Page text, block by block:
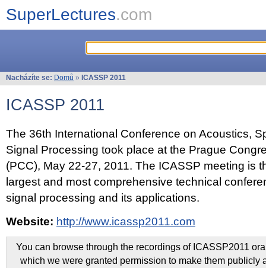
SuperLectures.com
Nacházíte se: Domů » ICASSP 2011
ICASSP 2011
The 36th International Conference on Acoustics,
Signal Processing took place at the Prague
(PCC), May 22-27, 2011. The ICASSP meeting is
largest and most comprehensive technical
signal processing and its applications.
Website: http://www.icassp2011.com
You can browse through the recordings of ICASSP2011
which we were granted permission to make them publicly